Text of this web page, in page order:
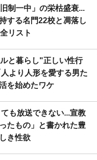
制一中」の栄枯盛衰...
する名門22校と凋落し
リスト
と暮らし"正しい性行
より人形を愛する男た
を始めたワケ
も放送できない...宣教
たもの」と書かれた豊
き性欲